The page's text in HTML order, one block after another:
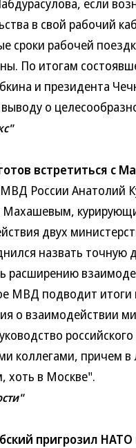
если
в свой рабочий
сроки рабочей
По итогам
и президента
о
встретиться с
России Анатолий
Махашевым,
двух
назвать точную
расширению
МВД подводит итоги
о взаимодействии
коллегами, причем
хоть в Москве".
пригрозил